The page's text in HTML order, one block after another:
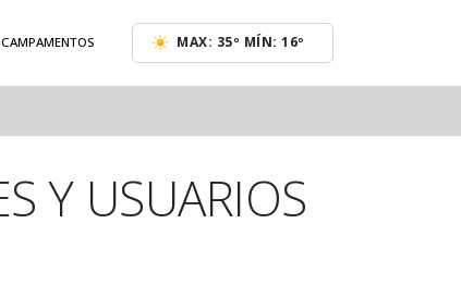
CAMPAMENTOS MAX: 35º MÍN: 16º
Y USUARIOS